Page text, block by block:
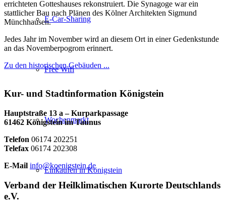
E-Car-Sharing
Free Wifi
Wochenmarkt
Einkaufen in Königstein
errichteten Gotteshauses rekonstruiert. Die Synagoge war ein
stattlicher Bau nach Plänen des Kölner Architekten Sigmund
Münchhausen.
Jedes Jahr im November wird an diesem Ort in einer Gedenkstunde
an das Novemberpogrom erinnert.
Zu den historischen Gebäuden ...
Kur- und Stadtinformation Königstein
Hauptstraße 13 a – Kurparkpassage
61462 Königstein im Taunus
Telefon 06174 202251
Telefax 06174 202308
E-Mail info@koenigstein.de
Verband der Heilklimatischen Kurorte Deutschlands
e.V.